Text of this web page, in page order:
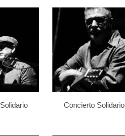
Concierto Solidario